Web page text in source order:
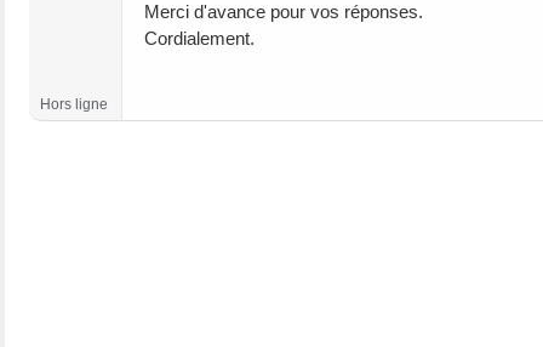
Merci d'avance pour vos réponses.
Cordialement.
Hors ligne